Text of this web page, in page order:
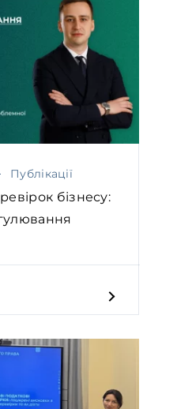
Публікації
бізнесу: